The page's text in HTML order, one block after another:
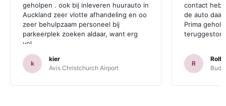
geholpen . ook bij inleveren huurauto in
Auckland zeer vlotte afhandeling en oo
zeer behulpzaam personeel bij
parkeerplek zoeken aldaar, want erg
vol.
k
kier
Avis Christchurch Airport
contact
de auto
Prima
R
Rolf